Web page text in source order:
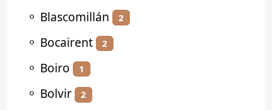
⚬ Blascomillán 2
⚬ Bocairent 2
⚬ Boiro 1
⚬ Bolvir 2